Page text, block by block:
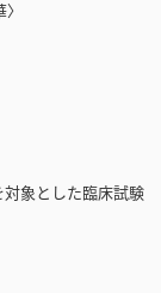
象とした臨床試験